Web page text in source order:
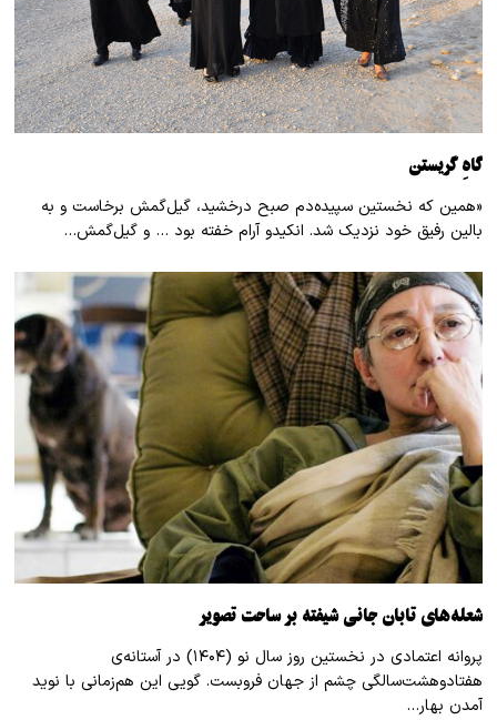
گاهِ گریستن
«همین که نخستین سپیده‌دم صبح درخشید، گیل‌گمش برخاست و به
بالین رفیق خود نزدیک شد. انکیدو آرام خفته بود … و گیل‌گمش…
شعله‌های تابان جانی شیفته بر ساحت تصویر
پروانه اعتمادی در نخستین روز سال نو (۱۴۰۴) در آستانه‌ی
هفتادوهشت‌سالگی چشم از جهان فروبست. گویی این هم‌زمانی با نوید
آمدن بهار…